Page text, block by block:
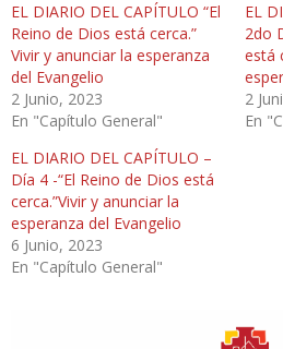
EL DIARIO DEL CAPÍTULO “El
Reino de Dios está cerca.”
Vivir y anunciar la esperanza
del Evangelio
2 Junio, 2023
En "Capítulo General"
EL
2do
está
2
En
EL DIARIO DEL CAPÍTULO –
Día 4 -“El Reino de Dios está
cerca.”Vivir y anunciar la
esperanza del Evangelio
6 Junio, 2023
En "Capítulo General"